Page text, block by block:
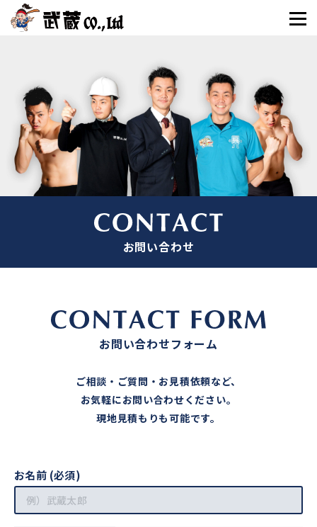
お問い合わせ
お問い合わせフォーム
ご相談・ご質問・お見積依頼など、
お気軽にお問い合わせください。
現地見積もりも可能です。
お名前 (必須)